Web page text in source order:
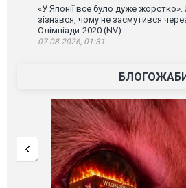
«У Японії все було дуже жорстко».
зізнався, чому не засмутився
Олімпіади-2020 (NV)
07.08.2026, 01:31